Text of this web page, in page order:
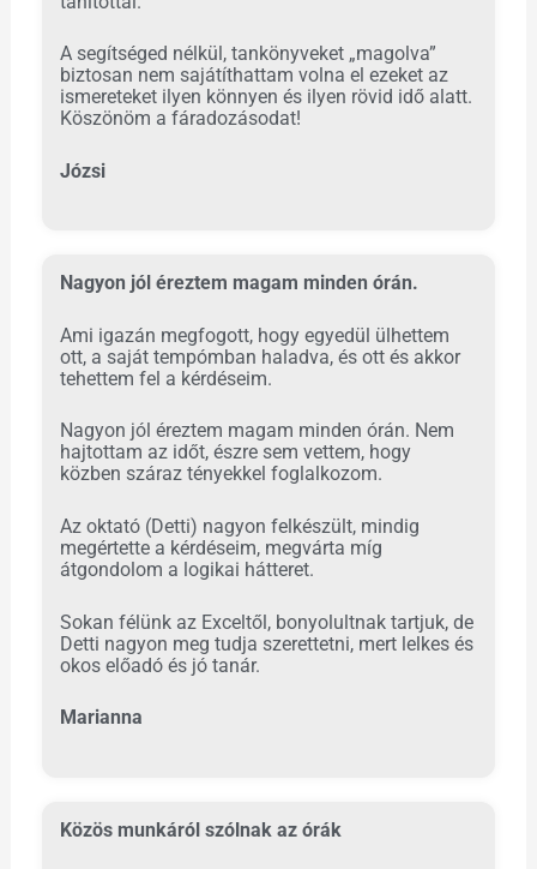
A segítséged nélkül, tankönyveket „magolva”
biztosan nem sajátíthattam volna el ezeket az
ismereteket ilyen könnyen és ilyen rövid idő alatt.
Köszönöm a fáradozásodat!
Józsi
Nagyon jól éreztem magam minden órán.
Ami igazán megfogott, hogy egyedül ülhettem
ott, a saját tempómban haladva, és ott és akkor
tehettem fel a kérdéseim.
Nagyon jól éreztem magam minden órán. Nem
hajtottam az időt, észre sem vettem, hogy
közben száraz tényekkel foglalkozom.
Az oktató (Detti) nagyon felkészült, mindig
megértette a kérdéseim, megvárta míg
átgondolom a logikai hátteret.
Sokan félünk az Exceltől, bonyolultnak tartjuk, de
Detti nagyon meg tudja szerettetni, mert lelkes és
okos előadó és jó tanár.
Marianna
Közös munkáról szólnak az órák